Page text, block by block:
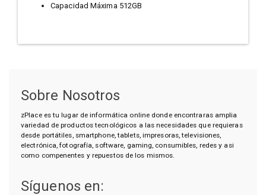
Capacidad Máxima 512GB
Sobre Nosotros
zPlace es tu lugar de informática online donde encontraras amplia
variedad de productos tecnológicos a las necesidades que requieras
desde portátiles, smartphone, tablets, impresoras, televisiones,
electrónica, fotografía, software, gaming, consumibles, redes y asi
como compenentes y repuestos de los mismos.
Síguenos en: